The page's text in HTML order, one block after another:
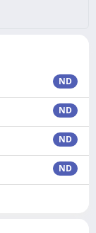
ND
ND
ND
ND